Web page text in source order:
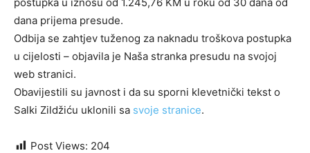
dana prijema presude.
Odbija se zahtjev tuženog za naknadu troškova postupka
u cijelosti – objavila je Naša stranka presudu na svojoj
web stranici.
Obavijestili su javnost i da su sporni klevetnički tekst o
Salki Zildžiću uklonili sa svoje stranice.
Post Views: 204